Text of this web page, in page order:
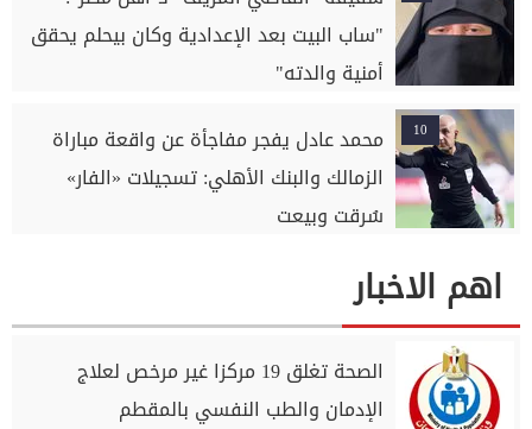
"ساب البيت بعد الإعدادية وكان بيحلم يحقق
أمنية والدته"
10
محمد عادل يفجر مفاجأة عن واقعة مباراة
الزمالك والبنك الأهلي: تسجيلات «الفار»
سُرقت وبيعت
اهم الاخبار
الصحة تغلق 19 مركزا غير مرخص لعلاج
الإدمان والطب النفسي بالمقطم